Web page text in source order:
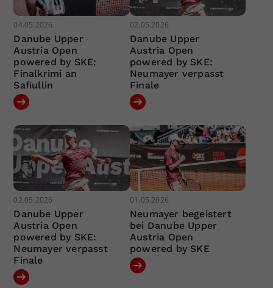
04.05.2026
Danube Upper
Austria Open
powered by SKE:
Finalkrimi an
Safiullin
02.05.2026
Danube Upper
Austria Open
powered by SKE:
Neumayer verpasst
Finale
02.05.2026
Danube Upper
Austria Open
powered by SKE:
Neumayer verpasst
Finale
01.05.2026
Neumayer begeistert
bei Danube Upper
Austria Open
powered by SKE